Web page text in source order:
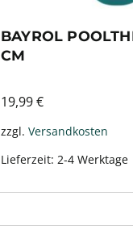
BAYROL
CM
19,99€
zzgl. Versandkosten
Lieferzeit: 2-4 Werktage